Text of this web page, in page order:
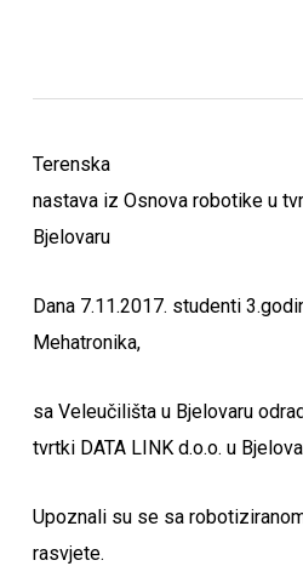
Terenska
nastava iz Osnova robotike u
Bjelovaru
Dana 7.11.2017. studenti
Mehatronika,
sa Veleučilišta u Bjelovaru
tvrtki DATA LINK d.o.o. u
Upoznali su se sa
rasvjete.